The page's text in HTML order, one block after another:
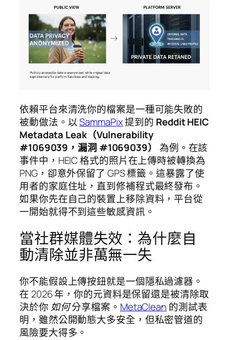
依賴平台來清洗你的檔案是一種可能失敗的
被動做法。以SammaPix提到的 Reddit HEIC
Metadata Leak（Vulnerability
#1069039，漏洞 #1069039）
為例。在該
事件中，HEIC 格式的照片在上傳時被轉換為
PNG，卻意外保留了 GPS 標籤。這暴露了使
用者的家庭住址，直到修補程式最終發布。
如果你先在自己的裝置上移除資料，平台從
一開始就得不到這些敏感資訊。
當社群媒體失效：為什麼自
動清除並非萬無一失
你不能假設上傳按鈕就是一個隱私過濾器。
在 2026 年，你的元資料是保留還是被清除取
決於你如何分享檔案。 MetaClean 的測試表
明，雖然公開動態大多安全，但私密管道的
風險要大得多。